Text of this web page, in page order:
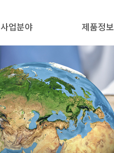
사업분야
사업분야
제품정보
제품정보